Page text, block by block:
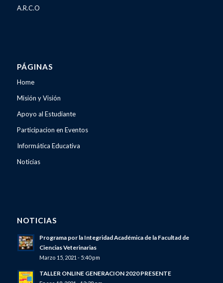
A.R.C.O
PÁGINAS
Home
Misión y Visión
Apoyo al Estudiante
Participacion en Eventos
Informática Educativa
Noticias
NOTICIAS
Programa por la Integridad Académica de la Facultad de
Ciencias Veterinarias
Marzo 15, 2021 - 5:40 pm
TALLER ONLINE GENERACION 2020 PRESENTE